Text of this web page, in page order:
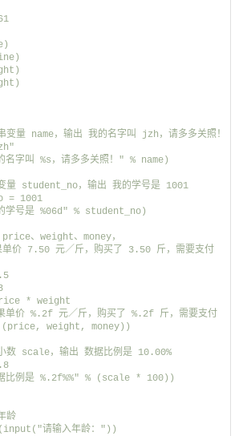
变量 name，输出 我的名字叫 jzh，请多多关照！
字叫 %s，请多多关照！" % name)
量 student_no，输出 我的学号是 1001
= 1001
号是 %06d" % student_no)
、weight、money，
价 7.50 元／斤，购买了 3.50 斤，需要支付
* weight
价 %.2f 元／斤，购买了 %.2f 斤，需要支付
(price, weight, money))
数 scale，输出 数据比例是 10.00%
例是 %.2f%%" % (scale * 100))
龄
请输入年龄："))